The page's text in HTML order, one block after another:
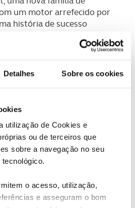
Detalhes Sobre os cookies
utilização de Cookies e
ou de terceiros que
sobre a navegação no seu
o acesso, utilização,
e asseguram o bom
um motor arrefecido por
história de sucesso
vão estar expostos em Essen
especialmente para o
Variant B1 que é o modelo
do mundo automóvel e
ACP.
o início de uma
automóvel . O designer